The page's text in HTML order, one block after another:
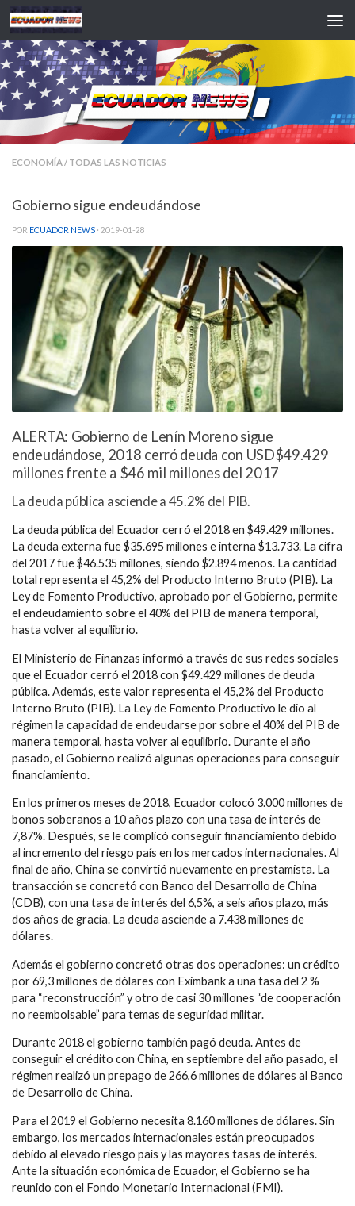
Saltar al contenido
ECONOMÍA/ TODAS LAS NOTICIAS
Gobierno sigue endeudándose
POR ECUADOR NEWS · 2019-01-28
ALERTA: Gobierno de Lenín Moreno sigue
endeudándose, 2018 cerró deuda con USD$49.429
millones frente a $46 mil millones del 2017
La deuda pública asciende a 45.2% del PIB.
La deuda pública del Ecuador cerró el 2018 en $49.429 millones.
La deuda externa fue $35.695 millones e interna $13.733. La cifra
del 2017 fue $46.535 millones, siendo $2.894 menos. La cantidad
total representa el 45,2% del Producto Interno Bruto (PIB). La
Ley de Fomento Productivo, aprobado por el Gobierno, permite
el endeudamiento sobre el 40% del PIB de manera temporal,
hasta volver al equilibrio.
El Ministerio de Finanzas informó a través de sus redes sociales
que el Ecuador cerró el 2018 con $49.429 millones de deuda
pública. Además, este valor representa el 45,2% del Producto
Interno Bruto (PIB). La Ley de Fomento Productivo le dio al
régimen la capacidad de endeudarse por sobre el 40% del PIB de
manera temporal, hasta volver al equilibrio. Durante el año
pasado, el Gobierno realizó algunas operaciones para conseguir
financiamiento.
En los primeros meses de 2018, Ecuador colocó 3.000 millones de
bonos soberanos a 10 años plazo con una tasa de interés de
7,87%. Después, se le complicó conseguir financiamiento debido
al incremento del riesgo país en los mercados internacionales. Al
final de año, China se convirtió nuevamente en prestamista. La
transacción se concretó con Banco del Desarrollo de China
(CDB), con una tasa de interés del 6,5%, a seis años plazo, más
dos años de gracia. La deuda asciende a 7.438 millones de
dólares.
Además el gobierno concretó otras dos operaciones: un crédito
por 69,3 millones de dólares con Eximbank a una tasa del 2 %
para “reconstrucción” y otro de casi 30 millones “de cooperación
no reembolsable” para temas de seguridad militar.
Durante 2018 el gobierno también pagó deuda. Antes de
conseguir el crédito con China, en septiembre del año pasado, el
régimen realizó un prepago de 266,6 millones de dólares al Banco
de Desarrollo de China.
Para el 2019 el Gobierno necesita 8.160 millones de dólares. Sin
embargo, los mercados internacionales están preocupados
debido al elevado riesgo país y las mayores tasas de interés.
Ante la situación económica de Ecuador, el Gobierno se ha
reunido con el Fondo Monetario Internacional (FMI).